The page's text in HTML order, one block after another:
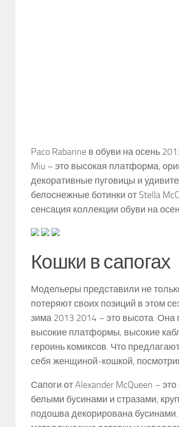
Paco Rabanne в обуви на осень
Miu – это высокая платформа,
декоративные пуговицы и
белоснежные ботинки от Stella
сенсация коллекции обуви на
Кошки в сапогах
Модельеры представили не
потеряют своих позиций в этом
зима 2013 2014 – это высота. Она
высокие платформы, высокие
героинь комиксов. Что
себя женщиной-кошкой,
Сапоги от Alexander McQueen –
белыми бусинами и стразами,
подошва декорирована бусинами.